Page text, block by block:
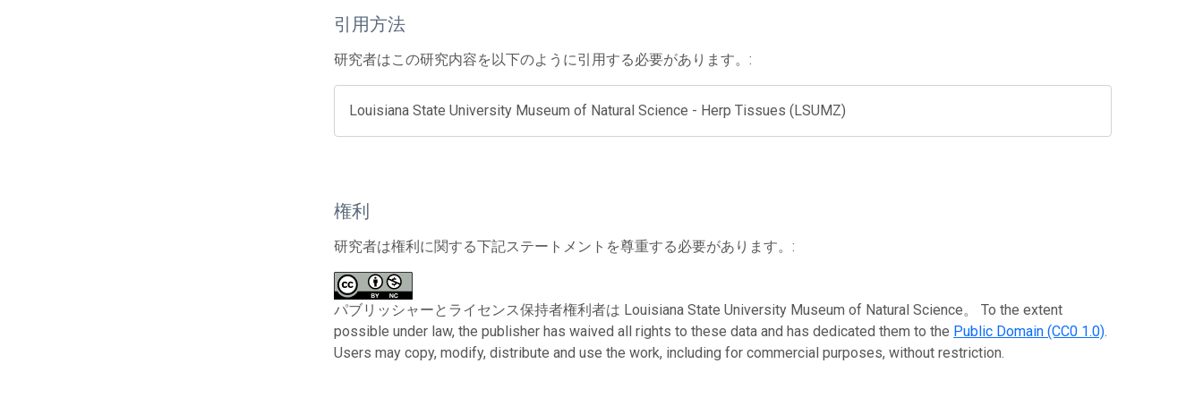
引用方法
研究者はこの研究内容を以下のように引用する必要があります。:
Louisiana State University Museum of Natural Science - Herp Tissues (LSUMZ)
権利
研究者は権利に関する下記ステートメントを尊重する必要があります。:
パブリッシャーとライセンス保持者権利者は Louisiana State University Museum of Natural Science。 To the extent
possible under law, the publisher has waived all rights to these data and has dedicated them to the Public Domain (CC0 1.0).
Users may copy, modify, distribute and use the work, including for commercial purposes, without restriction.